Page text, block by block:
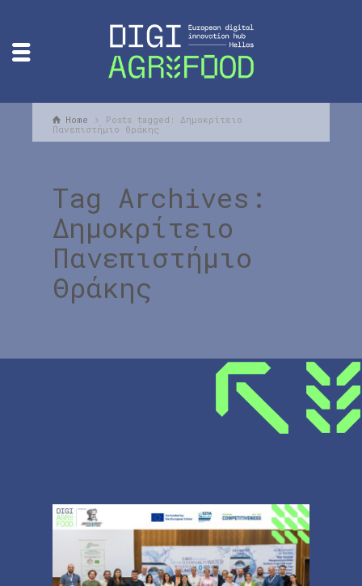
Home
Posts tagged: Δημοκρίτειο
Πανεπιστήμιο Θράκης
Tag Archives:
Δημοκρίτειο
Πανεπιστήμιο
Θράκης